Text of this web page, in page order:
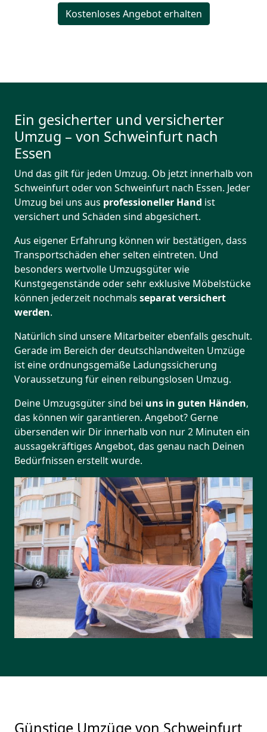
Kostenloses Angebot erhalten
Ein gesicherter und versicherter
Umzug – von Schweinfurt nach
Essen
Und das gilt für jeden Umzug. Ob jetzt innerhalb von
Schweinfurt oder von Schweinfurt nach Essen. Jeder
Umzug bei uns aus professioneller Hand ist
versichert und Schäden sind abgesichert.
Aus eigener Erfahrung können wir bestätigen, dass
Transportschäden eher selten eintreten. Und
besonders wertvolle Umzugsgüter wie
Kunstgegenstände oder sehr exklusive Möbelstücke
können jederzeit nochmals separat versichert
werden.
Natürlich sind unsere Mitarbeiter ebenfalls geschult.
Gerade im Bereich der deutschlandweiten Umzüge
ist eine ordnungsgemäße Ladungssicherung
Voraussetzung für einen reibungslosen Umzug.
Deine Umzugsgüter sind bei uns in guten Händen,
das können wir garantieren. Angebot? Gerne
übersenden wir Dir innerhalb von nur 2 Minuten ein
aussagekräftiges Angebot, das genau nach Deinen
Bedürfnissen erstellt wurde.
Günstige Umzüge von Schweinfurt